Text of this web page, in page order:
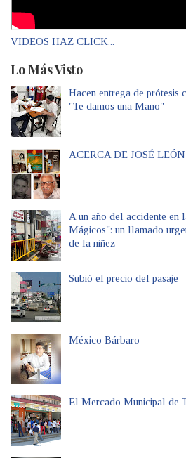
VIDEOS HAZ CLICK...
Lo Más Visto
Hacen entrega de prótesis
"Te damos una Mano"
ACERCA DE JOSÉ
A un año del accidente en
Mágicos": un llamado
de la niñez
Subió el precio del pasaje
México Bárbaro
El Mercado Municipal de